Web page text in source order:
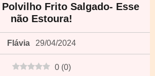
Frito Salgado- Esse
não Estoura!
Flávia 29/04/2024
0 (0)